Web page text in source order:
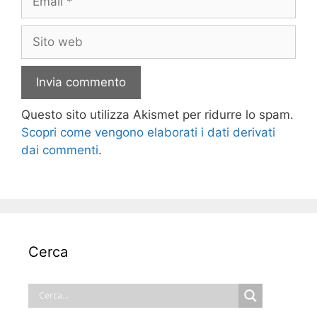
Sito
web
Questo sito utilizza Akismet per ridurre lo spam.
Scopri come vengono elaborati i dati derivati
dai commenti.
Cerca